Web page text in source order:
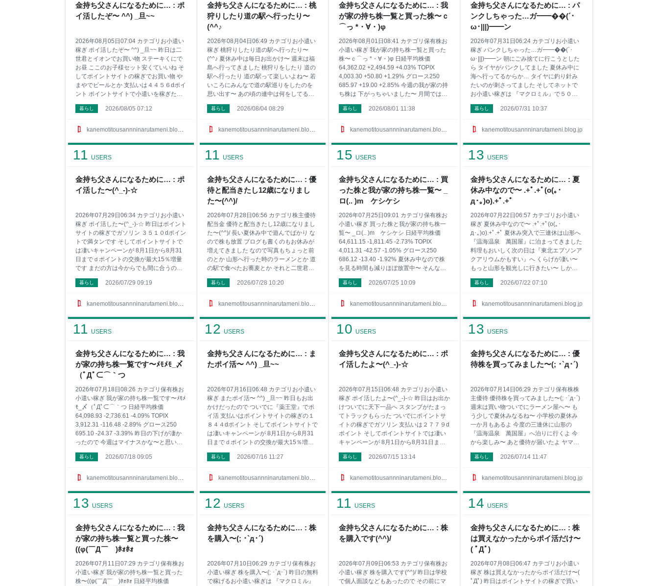
金持ち父さんになるために… : ポ
イ活したぞ〜 ^^) _旦~~
kanemotitousannninarutameni.blog.jp
2026年08月05日07:04 カテゴリお小遣い
稼ぎ ポイ活したぞ〜 ^^) _旦~~ 昨日は二
世君とイオンでお買い物 ステーキくにで
お昼 ここのお子様セット安くていいね そ
してポイントサイトの稼ぎでお買い物 や
まやでビールとか 支払いは４４５６dポイ
ント ポイントサイトで小遣いを稼ぎたい
方はサイドバーにお勧めサイト載せてる
ので興味ある方は見てみてね 1位はやっぱ
タス』 3位には急浮上の『ちょびリッチ』
ません『モッピー！』 5位に急浮上の『ポ
イントインカム』で 6位は貯めたポイント
るサイトはサイドバーにあるんだけど こ
の7つのサイトだけで始めての方でも月に
暮らし 2026/08/05 07:12
金持ち父さんになるために… : 桃
狩りしたり道の駅へ行ったり〜
(^^♪
kanemotitousannninarutameni.blog.jp
2026年08月04日06:49 カテゴリお小遣い
稼ぎ 桃狩りしたり道の駅へ行ったり〜
(^^♪ 夏休み中は毎日お出かけ〜 週末は福
島へ行ってきました 桃狩りをしたり 道の
駅へ行ったり 道の駅って楽しいよね〜 若
いころにみんなで道の駅巡りをしたのを
思い出す〜 あの頃の連中は何をしてるん
だろうか… 夏休み中に道の駅へ色々いき
たいな〜 そしてポイントサイトの稼ぎで
タンにした〜 ポイントサイトで小遣いを
載せてるので興味ある方は見てみてね 1位
はやっぱり『ポイントタウン』 2位は有名
しかしてません『モッピー！』 5位に急浮
上の『ポイントインカム』で 6位は貯めた
ポイントに利息がついてお得な『げん
まだまだ稼げ
暮らし 2026/08/04 08:29
金持ち父さんになるために… : 我
が家の持ち株一覧と買った株〜ｃ
⌒っ *・∀・)φ
kanemotitousannninarutameni.blog.jp
2026年08月01日08:41 カテゴリ保有株お
小遣い稼ぎ 我が家の持ち株一覧と買った
株〜ｃ⌒っ *・∀・)φ 日経平均株価
64,362.02 +2,494.59 +4.03% TOPIX
4,003.30 +50.80 +1.29% グロース250
685.97 +19.00 +2.85% 今週の我が家の持
ち株は 下がっちゃいました〜 月間では増
えたし…まぁいいか さて僕の特定口座の
持ち株のコード銘柄名 株数に平均取得単
100株 662円 1605 ＩＮＰＥＸ 100株
2503 キリンホールディングス 100株
2004円 25935 伊藤園第一種優先株式 100
2
暮らし 2026/08/01 11:38
金持ち父さんになるために… : パ
ンクしちゃった…ガ━━��(´･
ω･|||)━━ン
kanemotitousannninarutameni.blog.jp
2026年07月31日06:24 カテゴリお小遣い
稼ぎ パンクしちゃった…ガ━━��(´･
ω･|||)━━ン 朝にごみ捨てに行こうとした
ら タイヤがパンクしてました 夏休み中に
海へ行ってるからか… タイヤに釣り針み
たいのが刺さってました そしてネットで
お小遣い稼ぎは 『マクロミル』で５００
ＰをＰｅＸポイントと交換 ポイントサイ
トで小遣いを稼ぎたい方はサイドバーにお
みてね 1位はやっぱり『ポイントタウン』
の『ちょびリッチ』が凄いんです 4位は一
日３分程度しかしてません『モッピー！』
『げん玉』かな〜 7位は『ＥＣナビ』で 他
にもまだまだ稼げるサイトはサイドバーに
あるんだけど この7つのサイトだけで始め
暮らし 2026/07/31 10:37
金持ち父さんになるために… : ポ
イ活した〜(^_-)-☆
11 USERS
kanemotitousannninarutameni.blog.jp
2026年07月29日06:34 カテゴリお小遣い
稼ぎ ポイ活した〜(^_-)-☆ 昨日はポイント
サイトの稼ぎでガソリン ３５１０dポイン
トで満タンです そしてポイントサイトで
は凄いキャンペーンが 8月1日から8月31
日までｄポイントの交換が最大15％増量
です まだの方は今からでも間に合うので
ポイントサイトとか登録しとくといい
よ〜 ポイントサイトで小遣いを稼ぎたい
ので興味ある方は見てみてね 1位はやっぱ
タス』 3位には急浮上の『ちょびリッチ』
が凄いんです 4位は一日３分程度しかして
に利息がついてお得な『げん玉』かな〜 7
位は『ＥＣナビ』で 他にもまだまだ稼げ
るサイトはサイドバーにあるんだけど こ
1万
暮らし 2026/07/29 09:19
金持ち父さんになるために… : 優
待と配当きたし12歳になりまし
た〜(^^)/
11 USERS
kanemotitousannninarutameni.blog.jp
2026年07月28日06:56 カテゴリ株主優待
配当金 優待と配当きたし12歳になりまし
た〜(^^)/ 長い夏休み中で遊んでばかり な
ので株も放置 ブログも書くのもお休みが
増えてきました なので写真もちょっと前
のとか 山形へ行った時のラーメンとか 道
の駅で食べたお蕎麦とか それと二世君も
誕生日で 12歳になりました この前まで幼
稚園だったのに来年には中学生か〜 そし
チ』で５００ＰをPeXへのポイント交換
ーンが 8月1日から8月31日までｄポイン
トの交換が最大15％増量です まだの方は
トで小遣いを稼ぎたい方はサイドバーに
お勧めサイト載せてるので興味ある方は
浮上の『
暮らし 2026/07/28 10:20
金持ち父さんになるために… : 買
った株と我が家の持ち株一覧〜 _
ロ(.. )m ケシケシ
15 USERS
kanemotitousannninarutameni.blog.jp
2026年07月25日09:01 カテゴリ保有株お
小遣い稼ぎ 買った株と我が家の持ち株一
覧〜 _ロ(.. )m ケシケシ 日経平均株価
64,611.15 -1,811.45 -2.73% TOPIX
4,011.31 -42.57 -1.05% グロース250
686.12 -13.40 -1.92% 夏休み中なので株
を見る時間も減りほぼ放置中〜 そんな今
週の我が家の持ち株は なんか今週は調子
よく上がってた〜 さて僕の特定口座の持
です 1417 ミライト・ホールディングス
1951円 1928 積水ハウス 200株 1799円
2503 キリンホールディングス 100株
カルラ 100
暮らし 2026/07/25 10:09
金持ち父さんになるために… : 夏
休み中なので〜 .+ﾟ.+ﾟ(o(｡･
д･｡)o).+ﾟ.+ﾟ
13 USERS
kanemotitousannninarutameni.blog.jp
2026年07月22日06:57 カテゴリお小遣い
稼ぎ 夏休み中なので〜 .+ﾟ.+ﾟ(o(｡･
д･｡)o).+ﾟ.+ﾟ 夏休み突入で三連休は山形へ
『温海温泉 萬国屋』に泊まってきました
料理もおいしく次の日は『東北エプソンア
クアリウムかもすい』へ くらげが凄い〜
もっと山形を観光しに行きたい〜 しかし
もう暑くて… 次の観光は秋や春がいい
な〜 そして昨日のポイントサイトの稼ぎ
してポイントサイトでは凄いキャンペーン
交換が最大15％増量です まだの方は今か
らでも間に合うのでポイントサイトとか登
イト載せてるので興味ある方は見てみてね
1位はやっぱり『ポイントタウン』 2位は
暮らし 2026/07/22 07:10
金持ち父さんになるために… : 我
が家の持ち株一覧です〜ﾒﾓﾒﾓ_〆
（ﾟДﾟ⊂⌒｀つ
11 USERS
kanemotitousannninarutameni.blog.jp
2026年07月18日08:26 カテゴリ保有株お
小遣い稼ぎ 我が家の持ち株一覧です〜ﾒﾓﾒ
ﾓ_〆（ﾟДﾟ⊂⌒｀つ 日経平均株価
64,098.93 -2,736.61 -4.09% TOPIX
3,912.31 -116.48 -2.89% グロース250
695.10 -24.37 -3.39% 昨日の下げが凄か
ったので 今週はマイナスかな〜と思いま
したが どうにか増えてはくれました〜 さ
て僕の特定口座の持ち株のコード銘柄名
ホールディングス 100株 662円 1605 ＩＮ
200株 1799円 2503 キリンホールディン
グス 100株 2004円 25935 伊藤園第一種
暮らし 2026/07/18 09:05
金持ち父さんになるために… : ま
たポイ活〜 ^^) _旦~~
12 USERS
kanemotitousannninarutameni.blog.jp
2026年07月16日06:48 カテゴリお小遣い
稼ぎ またポイ活〜 ^^) _旦~~ 昨日もお出
かけだったので ついでに『薬王堂』でポ
イ活 支払いはポイントサイトの稼ぎの１
８４４dポイント そしてポイントサイトで
は凄いキャンペーンが 8月1日から8月31
日までｄポイントの交換が最大15％増量
です まだの方は今からでも間に合うので
ポイントサイトとか登録しとくといい
方はサイドバーにお勧めサイト載せてる
り『ポイントタウン』 2位は有名な『ハピ
タス』 3位には急浮上の『ちょびリッチ』
イントインカム』で 6位は貯めたポイント
に利息がついてお得な『げん玉』かな〜 7
の7
暮らし 2026/07/16 11:27
金持ち父さんになるために… : ポ
イ活したよ〜(^_-)-☆
10 USERS
kanemotitousannninarutameni.blog.jp
2026年07月15日06:48 カテゴリお小遣い
稼ぎ ポイ活したよ〜(^_-)-☆ 昨日はお出か
けついでに天下一品へ スタンプがたまっ
てトラックもらった ついでにポイントサ
イトの稼ぎでガソリン 支払いは２７７９d
ポイント そしてポイントサイトでは凄い
キャンペーンが 8月1日から8月31日まで
ｄポイントの交換が最大15％増量です ま
だの方は今からでも間に合うのでポイン
ントサイトで小遣いを稼ぎたい方はサイ
ある方は見てみてね 1位はやっぱり『ポイ
ントタウン』 2位は有名な『ハピタス』 3
『モッピー！』 5位に急浮上の『ポイント
インカム』で 6位は貯めたポイントに利息
イトは
暮らし 2026/07/15 13:14
金持ち父さんになるために… : 優
待株を買ってみました〜(; ･`д･´)
13 USERS
kanemotitousannninarutameni.blog.jp
2026年07月14日06:29 カテゴリ保有株株
主優待 優待株を買ってみました〜(; ･`д･´)
週末は買い物ついでにラーメン屋へ〜 も
う少しで夏休みなるね〜 小学校の夏休み
一か月もあるよ 今度の三連休に山形の
『温海温泉 萬国屋』へ泊りに行くよ 今
から楽しみ〜 あと優待が届いたよ ヤマハ
発動機の優待で選んだ月寒あんぱん 月寒
あんぱん本舗 月寒あんぱん5種類セット 月
ちゃ 黒糖 抹茶 黒胡麻 お土産 プレゼント
無料で稼げるお小遣い稼ぎの結果は 『ポ
イントタウン』で500ＰをPeXポイントに
イントの交換が最大15％増量です まだの
方は今からでも間に合うのでポイントサイ
トとか登録しとくといいよ〜 ポイントサ
暮らし 2026/07/14 11:47
金持ち父さんになるために… : 我
が家の持ち株一覧と買った株〜
((φ(￣Д￣ )ﾎｫﾎｫ
13 USERS
2026年07月11日07:29 カテゴリ保有株お
小遣い稼ぎ 我が家の持ち株一覧と買った
株〜((φ(￣Д￣ )ﾎｫﾎｫ 日経平均株価
金持ち父さんになるために… : 株
を購入〜(; ･`д･´)
12 USERS
2026年07月10日06:29 カテゴリ保有株お
小遣い稼ぎ 株を購入〜(; ･`д･´) 昨日の無料
で稼げるお小遣い稼ぎは 『マクロミル』
金持ち父さんになるために… : 株
を購入です(^^)/
11 USERS
2026年07月09日06:53 カテゴリ保有株お
小遣い稼ぎ 株を購入です(^^)/ 昨日は学校
で個人面談などもあったので その前にマ
金持ち父さんになるために… : 株
は買えなかったからポイ活だけ〜
( ﾟДﾟ)
14 USERS
2026年07月08日06:47 カテゴリお小遣い
稼ぎ 株は買えなかったからポイ活だけ〜(
ﾟДﾟ) 昨日はポイントサイトの稼ぎで買い